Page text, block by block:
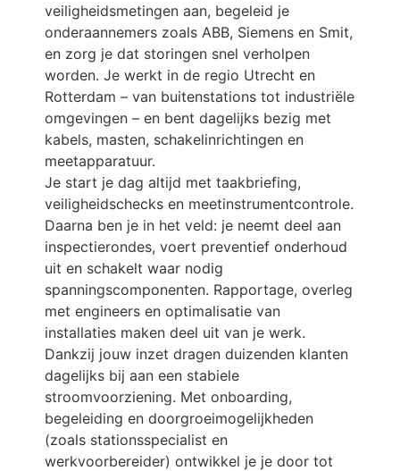
veiligheidsmetingen aan, begeleid je
onderaannemers zoals ABB, Siemens en Smit,
en zorg je dat storingen snel verholpen
worden. Je werkt in de regio Utrecht en
Rotterdam – van buitenstations tot industriële
omgevingen – en bent dagelijks bezig met
kabels, masten, schakelinrichtingen en
meetapparatuur.
Je start je dag altijd met taakbriefing,
veiligheidschecks en meetinstrumentcontrole.
Daarna ben je in het veld: je neemt deel aan
inspectierondes, voert preventief onderhoud
uit en schakelt waar nodig
spanningscomponenten. Rapportage, overleg
met engineers en optimalisatie van
installaties maken deel uit van je werk.
Dankzij jouw inzet dragen duizenden klanten
dagelijks bij aan een stabiele
stroomvoorziening. Met onboarding,
begeleiding en doorgroeimogelijkheden
(zoals stationsspecialist en
werkvoorbereider) ontwikkel je je door tot